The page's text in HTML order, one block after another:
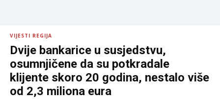
VIJESTI REGIJA
Dvije bankarice u susjedstvu,
osumnjičene da su potkradale
klijente skoro 20 godina, nestalo više
od 2,3 miliona eura